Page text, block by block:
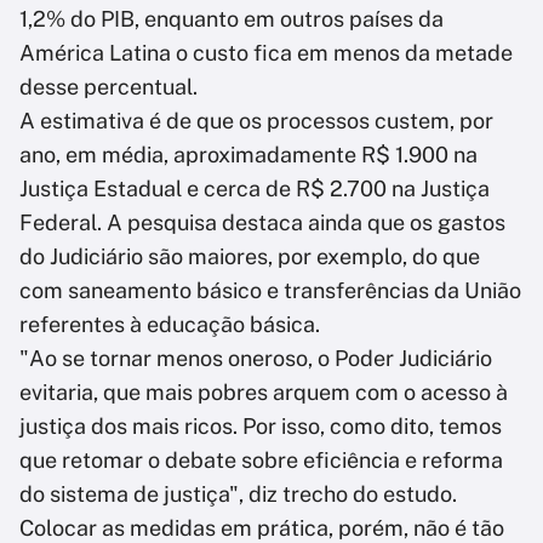
1,2% do PIB, enquanto em outros países da
América Latina o custo fica em menos da metade
desse percentual.
A estimativa é de que os processos custem, por
ano, em média, aproximadamente R$ 1.900 na
Justiça Estadual e cerca de R$ 2.700 na Justiça
Federal. A pesquisa destaca ainda que os gastos
do Judiciário são maiores, por exemplo, do que
com saneamento básico e transferências da União
referentes à educação básica.
"Ao se tornar menos oneroso, o Poder Judiciário
evitaria, que mais pobres arquem com o acesso à
justiça dos mais ricos. Por isso, como dito, temos
que retomar o debate sobre eficiência e reforma
do sistema de justiça", diz trecho do estudo.
Colocar as medidas em prática, porém, não é tão